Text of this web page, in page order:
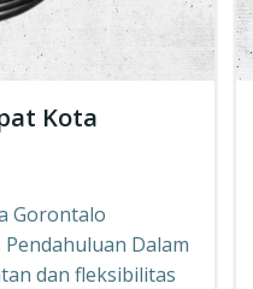
Kota
Gorontalo
Dalam
dan fleksibilitas